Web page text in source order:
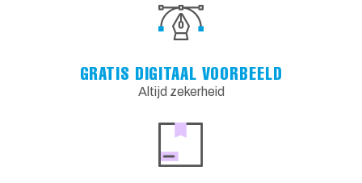
GRATIS DIGITAAL VOORBEELD
Altijd zekerheid